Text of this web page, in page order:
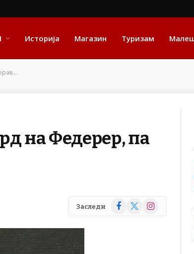
Историја Магазин Туризам
на Федерер, па
Заследи Facebook
X
Instagram